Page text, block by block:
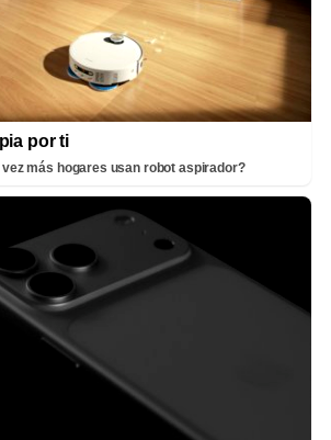
por ti
más hogares usan robot aspirador?